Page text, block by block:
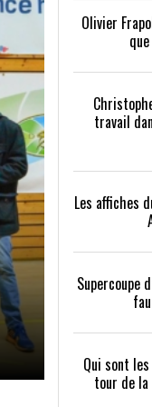
- 24/07/2026
- 21/07/2026
a tenu toutes ses
PSG – ASTON VILLA :
AVANT LE 12 AOÛT
DU
Olivier
travail
Les affiches
Supercoupe
Qui sont
tour de la